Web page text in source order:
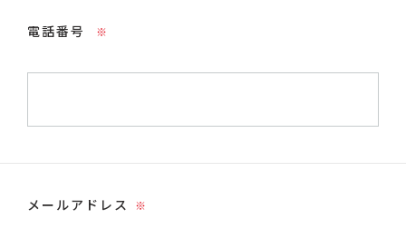
電話番号 ※
メールアドレス ※